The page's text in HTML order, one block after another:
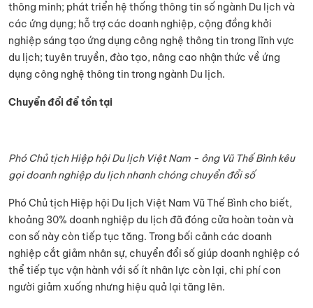
thông minh; phát triển hệ thống thông tin số ngành Du lịch và
các ứng dụng; hỗ trợ các doanh nghiệp, cộng đồng khởi
nghiệp sáng tạo ứng dụng công nghệ thông tin trong lĩnh vực
du lịch; tuyên truyền, đào tạo, nâng cao nhận thức về ứng
dụng công nghệ thông tin trong ngành Du lịch.
Chuyển đổi để tồn tại
Phó Chủ tịch Hiệp hội Du lịch Việt Nam - ông Vũ Thế Bình kêu
gọi doanh nghiệp du lịch nhanh chóng chuyển đổi số
Phó Chủ tịch Hiệp hội Du lịch Việt Nam Vũ Thế Bình cho biết,
khoảng 30% doanh nghiệp du lịch đã đóng cửa hoàn toàn và
con số này còn tiếp tục tăng. Trong bối cảnh các doanh
nghiệp cắt giảm nhân sự, chuyển đổi số giúp doanh nghiệp có
thể tiếp tục vận hành với số ít nhân lực còn lại, chi phí con
người giảm xuống nhưng hiệu quả lại tăng lên.